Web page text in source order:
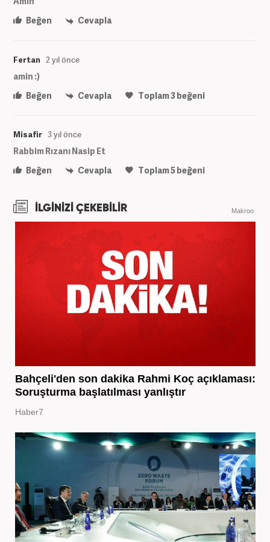
Beğen
Cevapla
Fertan 2 yıl önce
amin :)
Beğen
Cevapla Toplam3beğeni
Misafir 3 yıl önce
Rabbim Rızanı Nasip Et
Beğen
Cevapla Toplam5beğeni
İLGİNİZİ ÇEKEBİLİR Makroo
Bahçeli'den son dakika Rahmi Koç açıklaması:
Soruşturma başlatılması yanlıştır
Haber7